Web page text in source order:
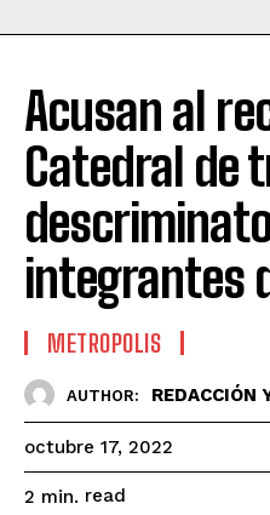
Acusan al
Catedral de
integrantes
METROPOLIS
AUTHOR: REDACCIÓN
octubre 17, 2022
2 min. read